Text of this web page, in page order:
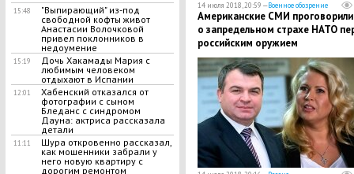
15:48
"Выпирающий" из-под
свободной кофты живот
Анастасии Волочковой
привел поклонников в
недоумение
15:19
Дочь Хакамады Мария с
любимым человеком
отдыхают в Испании
12:01
Хабенский отказался от
фотографии с сыном
Бледанс с синдромом
Дауна: актриса рассказала
детали
11:11
Шура откровенно рассказал,
как мошенники забрали у
него новую квартиру с
дорогим ремонтом
14 июля 2018, 20:59 —Военное обозрение
Американские СМИ
о запредельном страхе НАТО
российским оружием